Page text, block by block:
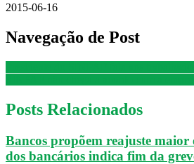
2015-06-16
Navegação de Post
Posts Relacionados
Bancos propõem reajuste maior
dos bancários indica fim da